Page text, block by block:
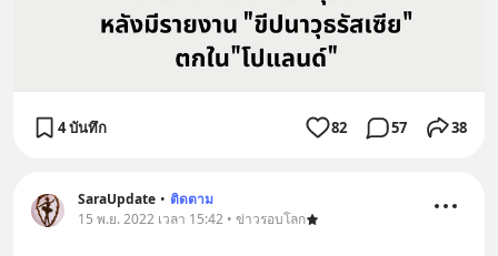
4 บันทึก 82 57 38
SaraUpdate • ติดตาม
15 พ.ย. 2022 เวลา 15:42 • ข่าวรอบโลก